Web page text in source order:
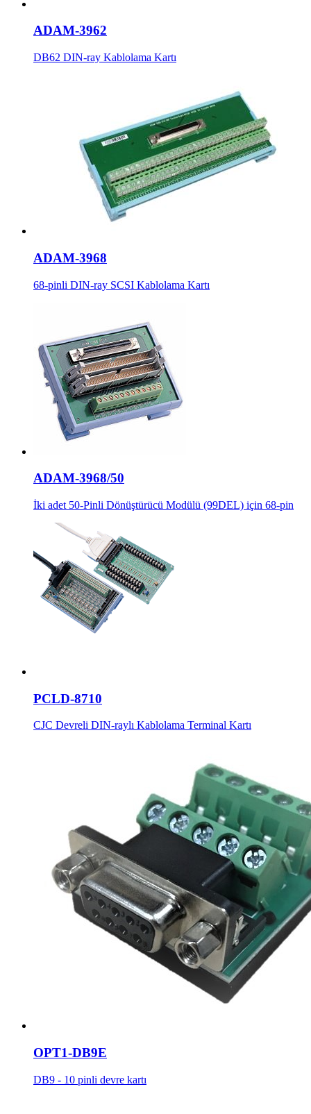
ADAM-3962
DB62 DIN-ray Kablolama Kartı
ADAM-3968
68-pinli DIN-ray SCSI Kablolama Kartı
ADAM-3968/50
İki adet 50-Pinli Dönüştürücü Modülü (99DEL) için 68-pin
PCLD-8710
CJC Devreli DIN-raylı Kablolama Terminal Kartı
OPT1-DB9E
DB9 - 10 pinli devre kartı